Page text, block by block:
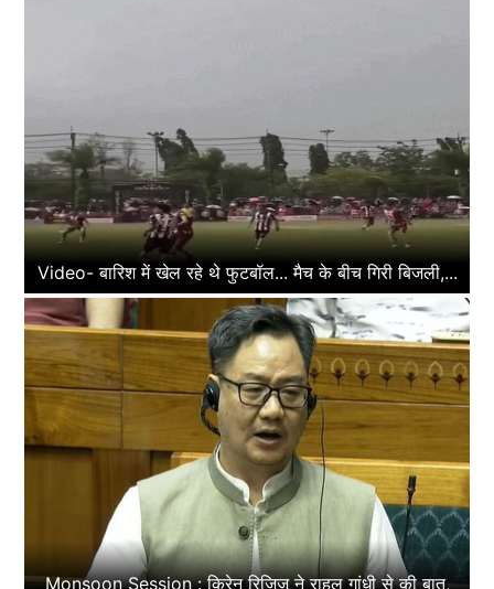
Video- बारिश में खेल रहे थे फुटबॉल... मैच के बीच गिरी बिजली,...
Monsoon Session : किरेन रिजिजू ने राहुल गांधी से की बात,